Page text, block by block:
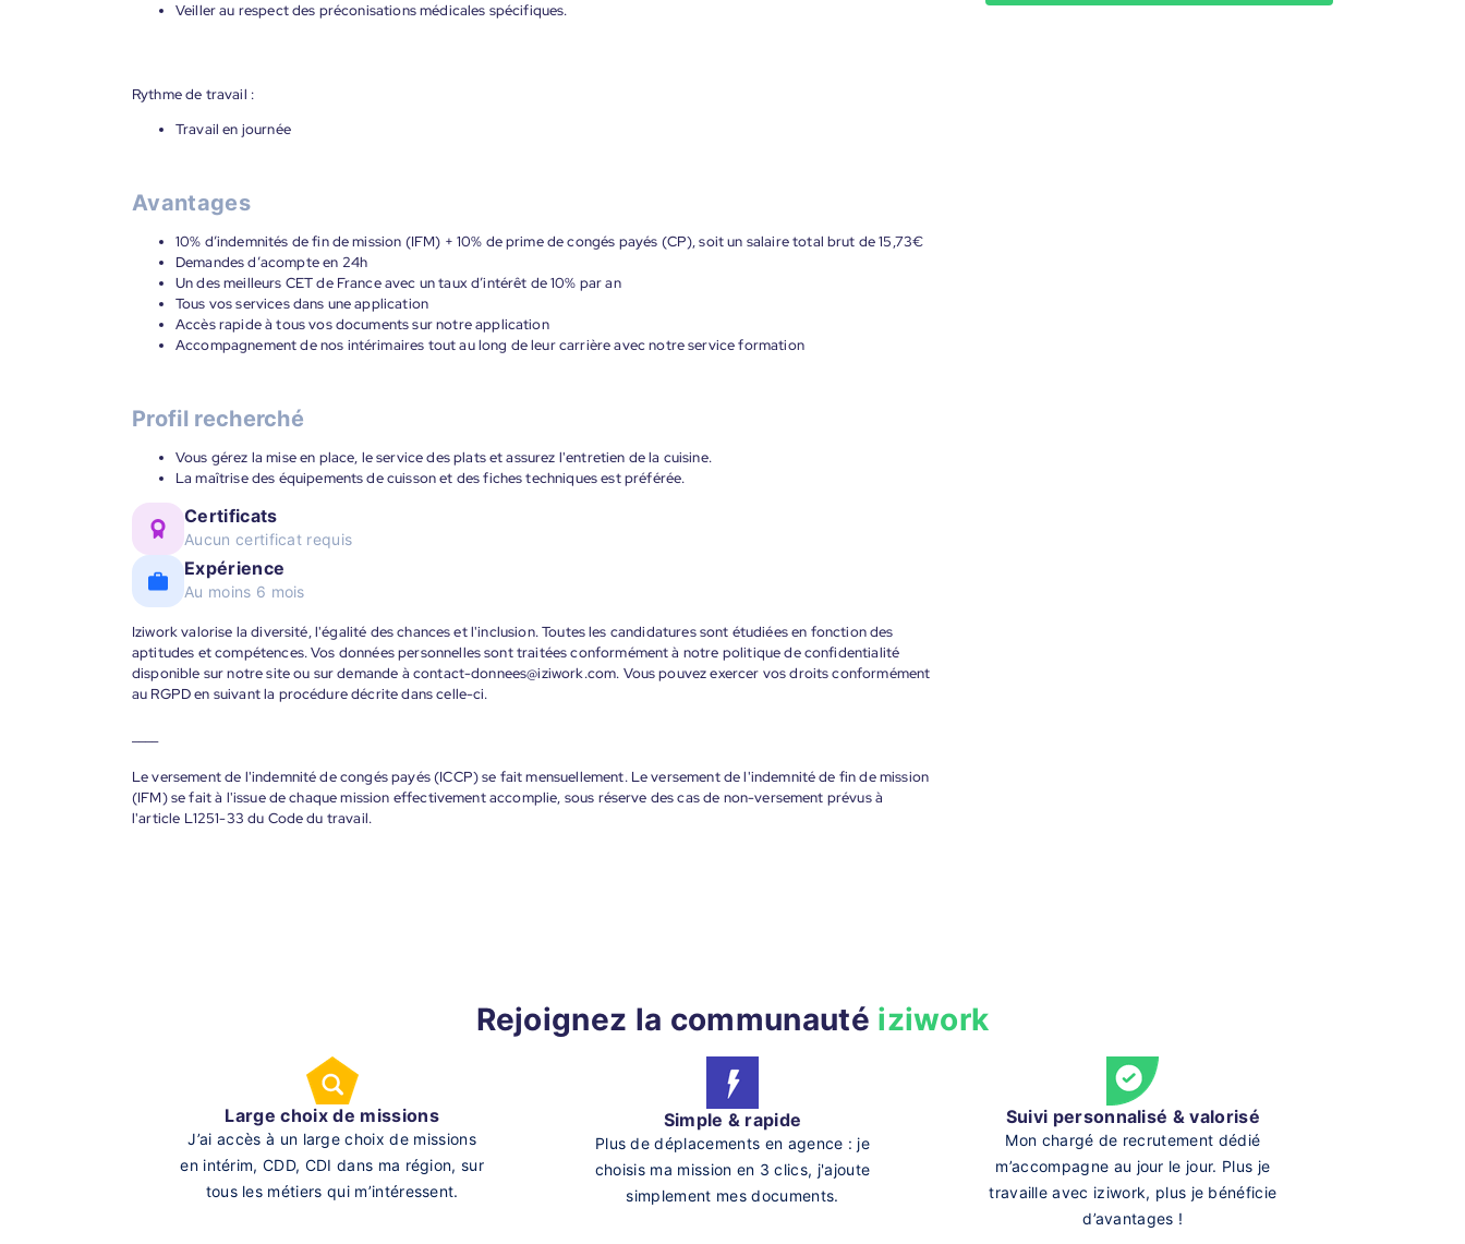
Veiller au respect des préconisations médicales spécifiques.
Rythme de travail :
Travail en journée
Avantages
10% d’indemnités de fin de mission (IFM) + 10% de prime de congés payés (CP), soit un salaire total brut de 15,73€
Demandes d’acompte en 24h
Un des meilleurs CET de France avec un taux d’intérêt de 10% par an
Tous vos services dans une application
Accès rapide à tous vos documents sur notre application
Accompagnement de nos intérimaires tout au long de leur carrière avec notre service formation
Profil recherché
Vous gérez la mise en place, le service des plats et assurez l'entretien de la cuisine.
La maîtrise des équipements de cuisson et des fiches techniques est préférée.
Certificats
Aucun certificat requis
Expérience
Au moins 6 mois
Iziwork valorise la diversité, l'égalité des chances et l'inclusion. Toutes les candidatures sont étudiées en fonction des
aptitudes et compétences. Vos données personnelles sont traitées conformément à notre politique de confidentialité
disponible sur notre site ou sur demande à contact-donnees@iziwork.com. Vous pouvez exercer vos droits conformément
au RGPD en suivant la procédure décrite dans celle-ci.
Le versement de l'indemnité de congés payés (ICCP) se fait mensuellement. Le versement de l'indemnité de fin de mission
(IFM) se fait à l'issue de chaque mission effectivement accomplie, sous réserve des cas de non-versement prévus à
l'article L1251-33 du Code du travail.
Rejoignez la communauté iziwork
Large choix de missions
J’ai accès à un large choix de missions
en intérim, CDD, CDI dans ma région, sur
tous les métiers qui m’intéressent.
Simple & rapide
Plus de déplacements en agence : je
choisis ma mission en 3 clics, j'ajoute
simplement mes documents.
Suivi personnalisé & valorisé
Mon chargé de recrutement dédié
m’accompagne au jour le jour. Plus je
travaille avec iziwork, plus je bénéficie
d’avantages !